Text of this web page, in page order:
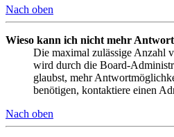
Nach oben
Wieso kann ich nicht mehr
Die maximal zulässige Anzahl
wird durch die Board-
glaubst, mehr
benötigen, kontaktiere einen
Nach oben